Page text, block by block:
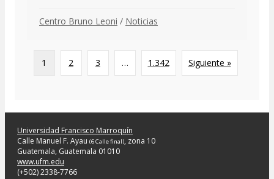
Centro Bruno Leoni / Noticias
1 2 3 … 1.342 Siguiente »
Universidad Francisco Marroquín
Calle Manuel F. Ayau (6 Calle final), zona 10
Guatemala, Guatemala 01010
www.ufm.edu
(+502) 2338-7766